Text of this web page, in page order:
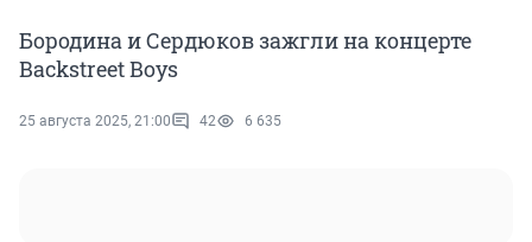
Бородина и Сердюков зажгли на концерте
Backstreet Boys
25 августа 2025, 21:00 42 6 635